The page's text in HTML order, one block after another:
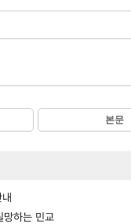
본문
망하는 민교